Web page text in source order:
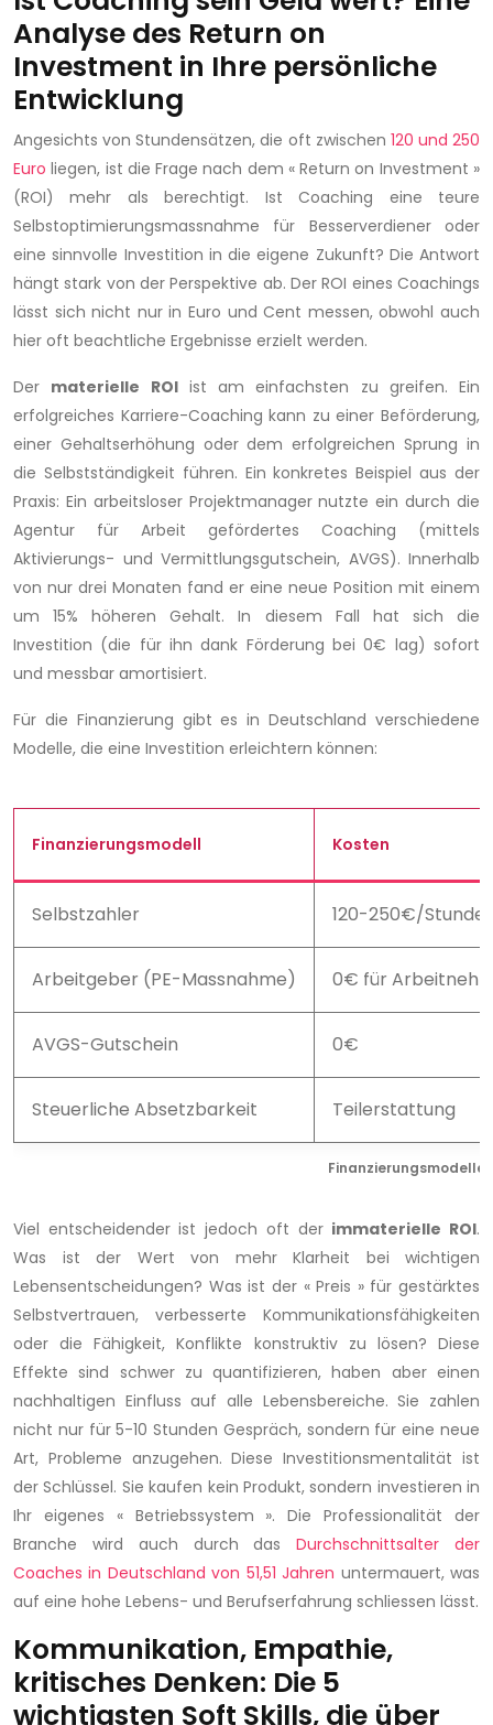
Analyse des Return on
Investment in Ihre persönliche
Entwicklung
Angesichts von Stundensätzen, die oft zwischen 120 und 250
Euro liegen, ist die Frage nach dem « Return on Investment »
(ROI) mehr als berechtigt. Ist Coaching eine teure
Selbstoptimierungsmassnahme für Besserverdiener oder
eine sinnvolle Investition in die eigene Zukunft? Die Antwort
hängt stark von der Perspektive ab. Der ROI eines Coachings
lässt sich nicht nur in Euro und Cent messen, obwohl auch
hier oft beachtliche Ergebnisse erzielt werden.
Der materielle ROIist am einfachsten zu greifen. Ein
erfolgreiches Karriere-Coaching kann zu einer Beförderung,
einer Gehaltserhöhung oder dem erfolgreichen Sprung in
die Selbstständigkeit führen. Ein konkretes Beispiel aus der
Praxis: Ein arbeitsloser Projektmanager nutzte ein durch die
Agentur für Arbeit gefördertes Coaching (mittels
Aktivierungs- und Vermittlungsgutschein, AVGS). Innerhalb
von nur drei Monaten fand er eine neue Position mit einem
um 15% höheren Gehalt. In diesem Fall hat sich die
Investition (die für ihn dank Förderung bei 0€ lag) sofort
und messbar amortisiert.
Für die Finanzierung gibt es in Deutschland verschiedene
Modelle, die eine Investition erleichtern können:
Finanzierungsmodell Kosten
Selbstzahler 120-250€/Stunde
Arbeitgeber (PE-Massnahme) 0€ für
AVGS-Gutschein 0€
Steuerliche Absetzbarkeit Teilerstattung
Viel entscheidender ist jedoch oft der immaterielle ROI.
Was ist der Wert von mehr Klarheit bei wichtigen
Lebensentscheidungen? Was ist der « Preis » für gestärktes
Selbstvertrauen, verbesserte Kommunikationsfähigkeiten
oder die Fähigkeit, Konflikte konstruktiv zu lösen? Diese
Effekte sind schwer zu quantifizieren, haben aber einen
nachhaltigen Einfluss auf alle Lebensbereiche. Sie zahlen
nicht nur für 5-10 Stunden Gespräch, sondern für eine neue
Art, Probleme anzugehen. Diese Investitionsmentalität ist
der Schlüssel. Sie kaufen kein Produkt, sondern investieren in
Ihr eigenes « Betriebssystem ». Die Professionalität der
Branche wird auch durch dasDurchschnittsalter der
Coaches in Deutschland von 51,51 Jahren untermauert, was
auf eine hohe Lebens- und Berufserfahrung schliessen lässt.
Kommunikation, Empathie,
kritisches Denken: Die 5
wichtigsten Soft Skills, die über